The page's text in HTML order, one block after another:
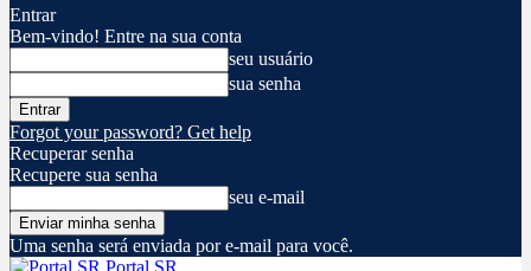
Entrar
Bem-vindo! Entre na sua conta
seu usuário
sua senha
Forgot your password? Get help
Recuperar senha
Recupere sua senha
seu e-mail
Uma senha será enviada por e-mail para você.
Portal SR